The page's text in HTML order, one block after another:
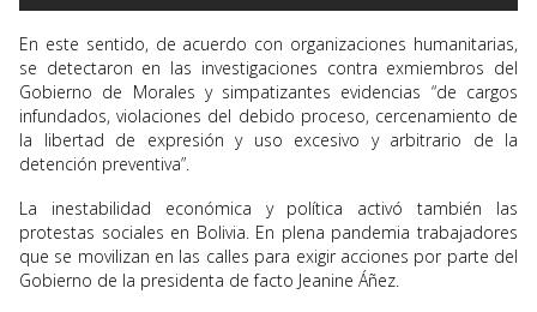
En este sentido, de acuerdo con organizaciones humanitarias,
se detectaron en las investigaciones contra exmiembros del
Gobierno de Morales y simpatizantes evidencias “de cargos
infundados, violaciones del debido proceso, cercenamiento de
la libertad de expresión y uso excesivo y arbitrario de la
detención preventiva”.
La inestabilidad económica y política activó también las
protestas sociales en Bolivia. En plena pandemia trabajadores
que se movilizan en las calles para exigir acciones por parte del
Gobierno de la presidenta de facto Jeanine Áñez.